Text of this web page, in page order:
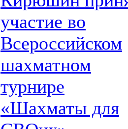
участие во
Всероссийском
шахматном
турнире
«Шахматы для